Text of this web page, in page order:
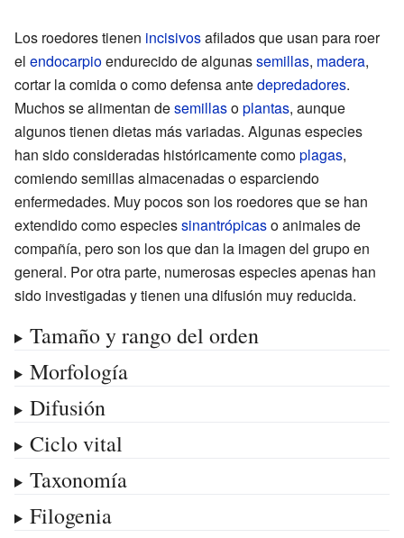
Los roedores tienen incisivosafilados que usan para roer
el endocarpioendurecido de algunassemillas, madera,
cortar la comida o como defensa antedepredadores.
Muchos se alimentan desemillasoplantas, aunque
algunos tienen dietas más variadas. Algunas especies
han sido consideradas históricamente comoplagas,
comiendo semillas almacenadas o esparciendo
enfermedades. Muy pocos son los roedores que se han
extendido como especiessinantrópicaso animales de
compañía, pero son los que dan la imagen del grupo en
general. Por otra parte, numerosas especies apenas han
sido investigadas y tienen una difusión muy reducida.
Tamaño y rango del orden
Morfología
Difusión
Ciclo vital
Taxonomía
Filogenia